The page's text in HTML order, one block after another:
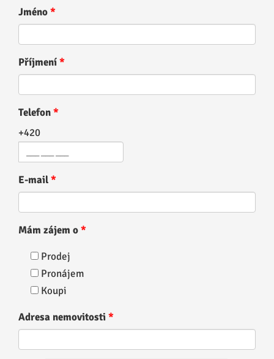
Jméno
Příjmení
Telefon
+420
E-mail
Mám zájem o
Prodej
Pronájem
Koupi
Adresa nemovitosti